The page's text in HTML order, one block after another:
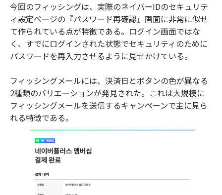
今回のフィッシングは、実際のネイバーIDのセキュリテ
ィ設定ページの『パスワード再確認』画面に非常に似せ
て作られている点が特徴である。ログイン画面ではな
く、すでにログインされた状態でセキュリティのために
パスワードを再入力させるように見せかけている。
フィッシングメールには、決済日とボタンの色が異なる
2種類のバリエーションが発見された。これは大規模に
フィッシングメールを送信するキャンペーンで主に見ら
れる特徴である。